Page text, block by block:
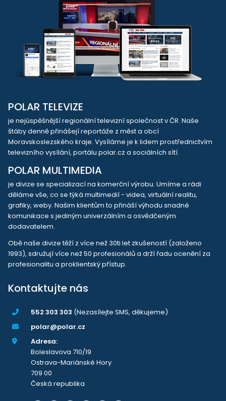
POLAR TELEVIZE
je nejúspěšnější regionální televizní společnost v ČR. Naše
štáby denně přinášejí reportáže z měst a obcí
Moravskoslezského kraje. Vysíláme je k lidem prostřednictvím
televizního vysílání, portálu polar.cz a sociálních sítí.
POLAR MULTIMEDIA
je divize se specializací na komerční výrobu. Umíme a rádi
děláme vše, co se týká multimedií - videa, virtuální realitu,
grafiky, weby. Našim klientům to přináší výhodu snadné
komunikace s jediným univerzálním a osvědčeným
dodavatelem.
Obě naše divize těží z více než 30ti let zkušeností (založeno
1993), sdružují více než 50 profesionálů a drží řadu ocenění za
profesionalitu a proklientský přístup.
Kontaktujte nás
552 303 303 (Nezasílejte SMS, děkujeme)
polar@polar.cz
Adresa:
Boleslavova 710/19
Ostrava-Mariánské Hory
709 00
Česká republika